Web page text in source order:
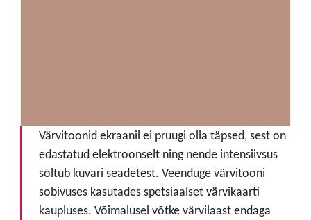
Värvitoonid ekraanil ei pruugi olla täpsed, sest on
edastatud elektroonselt ning nende intensiivsus
sõltub kuvari seadetest. Veenduge värvitooni
sobivuses kasutades spetsiaalset värvikaarti
kaupluses. Võimalusel võtke värvilaast endaga